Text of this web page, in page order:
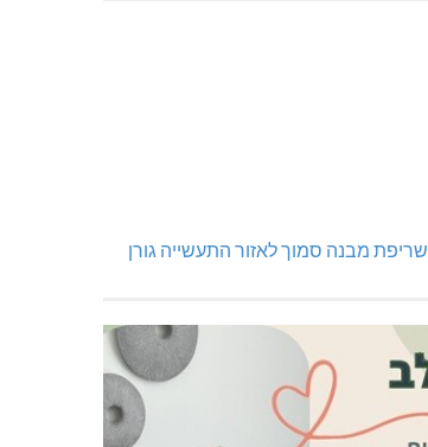
שריפת מבנה סמוך לאזור התעשייה גורן